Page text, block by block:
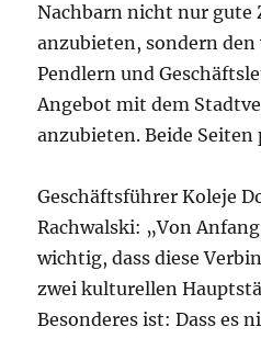
Nachbarn nicht nur gute
anzubieten, sondern
Pendlern und
Angebot mit dem
anzubieten. Beide
Geschäftsführer Koleje
Rachwalski: „Von
wichtig, dass diese
zwei kulturellen
Besonderes ist: Dass es